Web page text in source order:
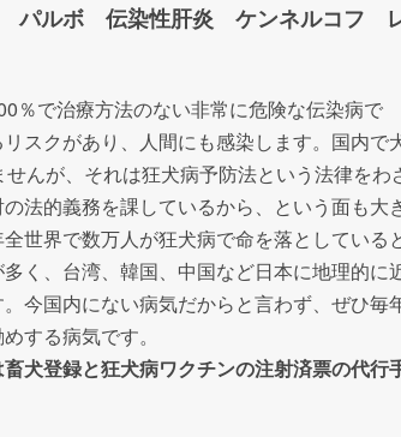
パルボ 伝染性肝炎 ケンネルコフ
％で治療方法のない非常に危険な伝染病で
スクがあり、人間にも感染します。国内で
んが、それは狂犬病予防法という法律をわ
法的義務を課しているから、という面も大
世界で数万人が狂犬病で命を落としている
く、台湾、韓国、中国など日本に地理的に
今国内にない病気だからと言わず、ぜひ毎
する病気です。
犬登録と狂犬病ワクチンの注射済票の代